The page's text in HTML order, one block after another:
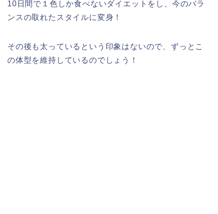
10日間で１色しか食べないダイエットをし、今のバラ
ンスの取れたスタイルに変身！
その後も太っているという印象はないので、ずっとこ
の体型を維持しているのでしょう！